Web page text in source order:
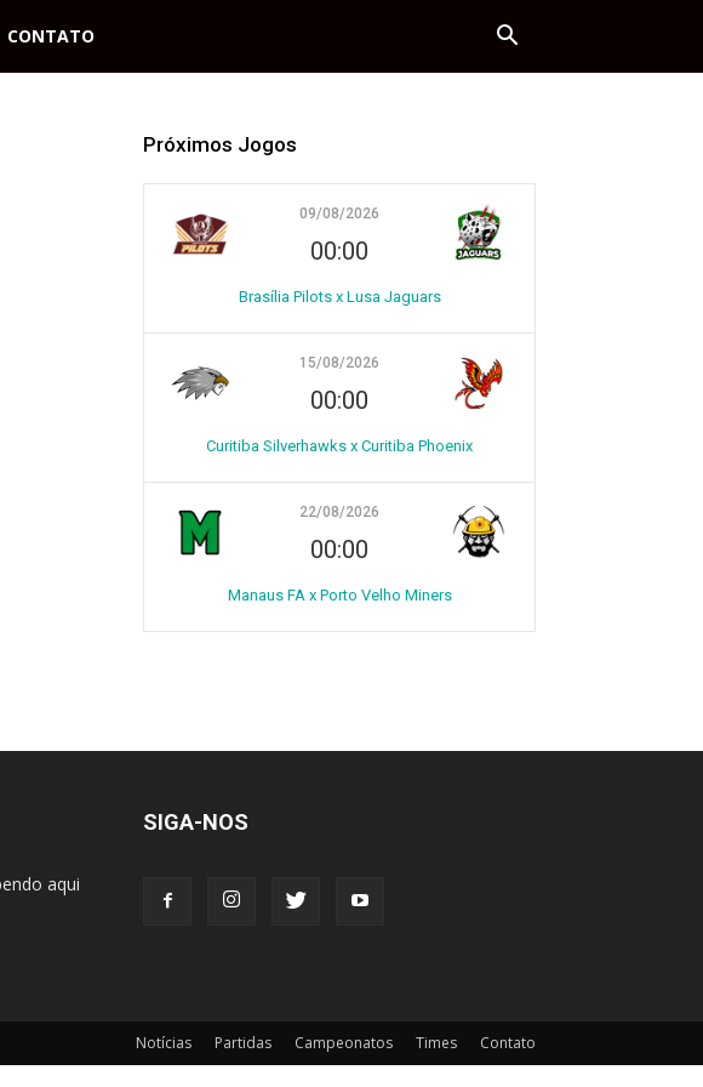
CONTATO
Próximos Jogos
09/08/2026
00:00
Brasília Pilots x Lusa Jaguars
15/08/2026
00:00
Curitiba Silverhawks x Curitiba Phoenix
22/08/2026
00:00
Manaus FA x Porto Velho Miners
aqui
SIGA-NOS
Notícias Partidas Campeonatos Times Contato